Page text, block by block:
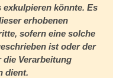
könnte. Es
erhobenen
sofern eine solche
ist oder der
Verarbeitung
dient.